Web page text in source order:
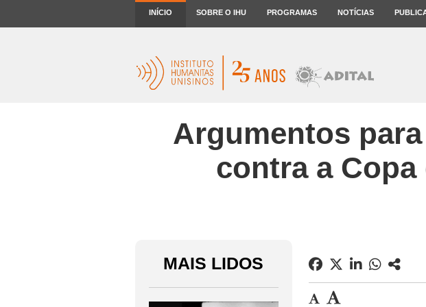
INÍCIO SOBRE O IHU PROGRAMAS NOTÍCIAS
Argumentos
contra a
MAIS LIDOS